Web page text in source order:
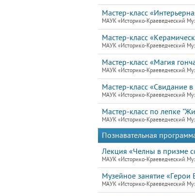
Мастер-класс
МАУК «Историко-Краеведческий
Мастер-класс
МАУК «Историко-Краеведческий
Мастер-класс «Магия
МАУК «Историко-Краеведческий
Мастер-класс «Свидание
МАУК «Историко-Краеведческий
Мастер-класс по лепке
МАУК «Историко-Краеведческий
Познавательная
Лекция «Челны в призме
МАУК «Историко-Краеведческий
Музейное занятие
МАУК «Историко-Краеведческий